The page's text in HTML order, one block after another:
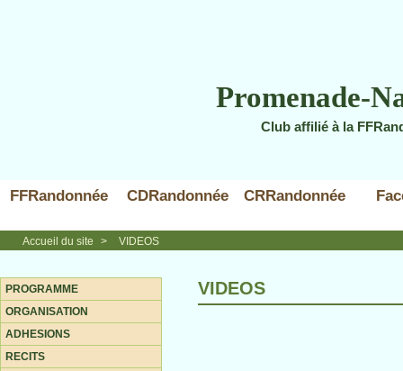
Promenade-
Club affilié à la
FFRandonnée CDRandonnée CRRandonnée
Accueil du site > VIDEOS
VIDEOS
PROGRAMME
ORGANISATION
ADHESIONS
RECITS